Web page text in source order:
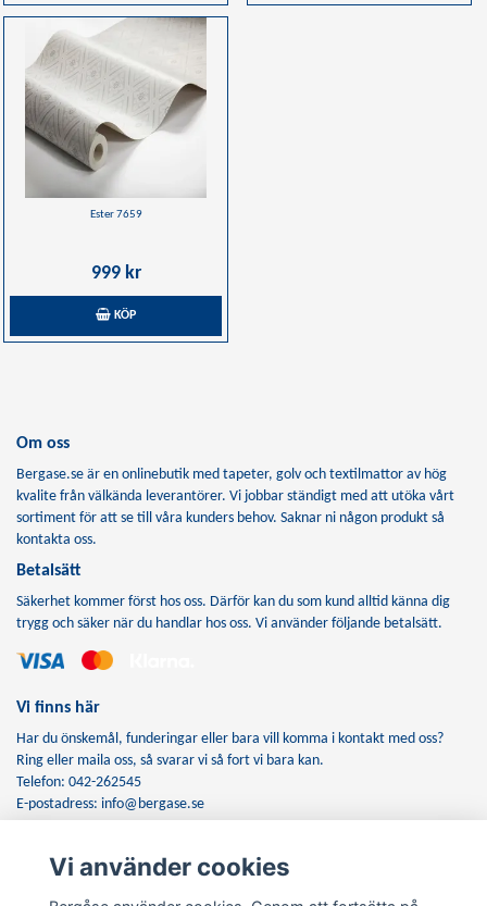
Ester 7659
999 kr
KÖP
Om oss
Bergase.se är en onlinebutik med tapeter, golv och textilmattor av hög
kvalite från välkända leverantörer. Vi jobbar ständigt med att utöka vårt
sortiment för att se till våra kunders behov. Saknar ni någon produkt så
kontakta oss.
Betalsätt
Säkerhet kommer först hos oss. Därför kan du som kund alltid känna dig
trygg och säker när du handlar hos oss. Vi använder följande betalsätt.
Vi finns här
Har du önskemål, funderingar eller bara vill komma i kontakt med oss?
Ring eller maila oss, så svarar vi så fort vi bara kan.
Telefon: 042-262545
E-postadress: info@bergase.se
Anmäl dig till vårt nyhetsbrev
Vi använder cookies